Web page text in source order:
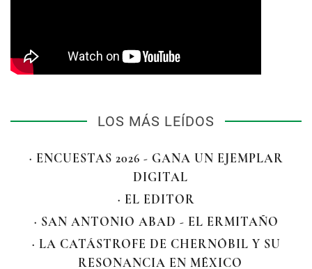
LOS MÁS LEÍDOS
· ENCUESTAS 2026 - GANA UN EJEMPLAR
DIGITAL
· EL EDITOR
· SAN ANTONIO ABAD - EL ERMITAÑO
· LA CATÁSTROFE DE CHERNÓBIL Y SU
RESONANCIA EN MÉXICO